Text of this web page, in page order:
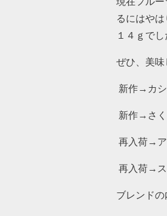
るにはや
１４ｇでし
ぜひ、美味
新作→カ
新作→さ
再入荷→ア
再入荷→ス
ブレンドの